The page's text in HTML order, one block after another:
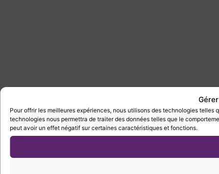
Pour offrir les meilleures expériences, nous utilisons des technologies
technologies nous permettra de traiter des données telles que le
peut avoir un effet négatif sur certaines caractéristiques et fonctions.